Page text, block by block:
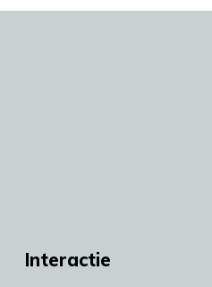
Interactie